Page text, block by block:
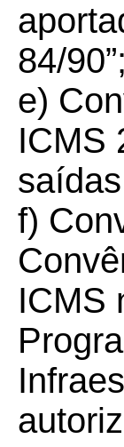
84/90”;
e)
ICMS
f)
ICMS